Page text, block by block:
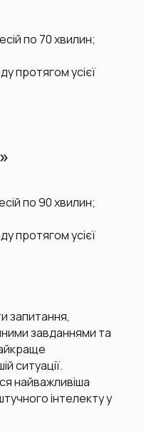
по 70 хвилин;
протягом усієї
по 90 хвилин;
протягом усієї
запитання,
завданнями та
ситуації.
найважливіша
інтелекту у